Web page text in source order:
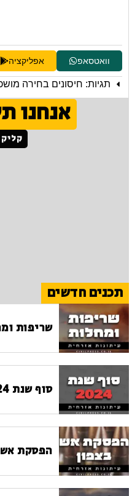
וואטסאפ אפליקציה
תגיות: חיסונים בחירה
אנחנו
תכנים חדשים
שריפות
סוף שנת 2024
הפסקת אש